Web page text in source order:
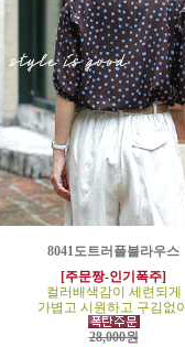
8041도트러플블라우스
[주문짱-인기폭주]
컬러배색감이 세련되게
가볍고 시원하고 구김없이
28,000원